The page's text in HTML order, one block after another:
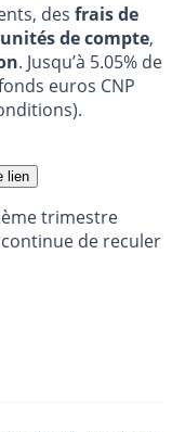
des frais de
de compte,
. Jusqu’à 5.05% de
euros CNP
lien
trimestre
continue de reculer